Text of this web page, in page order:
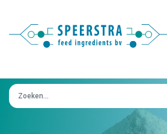
Zoeken op: